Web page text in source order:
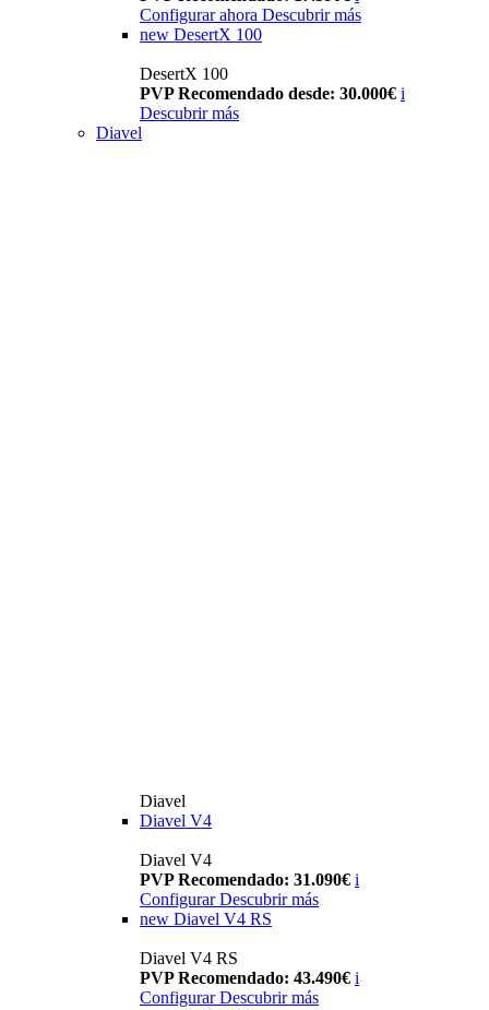
Configurar ahora Descubrir más
new DesertX 100
DesertX 100
PVP Recomendado desde: 30.000€ i
Descubrir más
Diavel
Diavel
Diavel V4
Diavel V4
PVP Recomendado: 31.090€ i
Configurar Descubrir más
new Diavel V4 RS
Diavel V4 RS
PVP Recomendado: 43.490€ i
Configurar Descubrir más